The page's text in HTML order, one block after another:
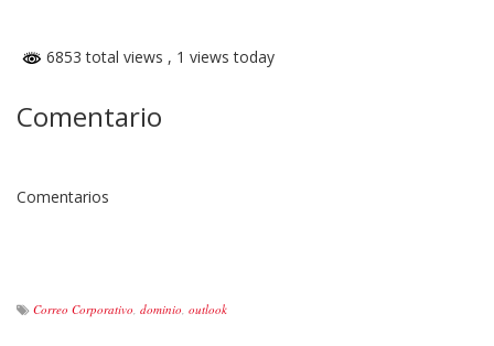
6853 total views , 1 views today
Comentario
Comentarios
Correo Corporativo, dominio, outlook